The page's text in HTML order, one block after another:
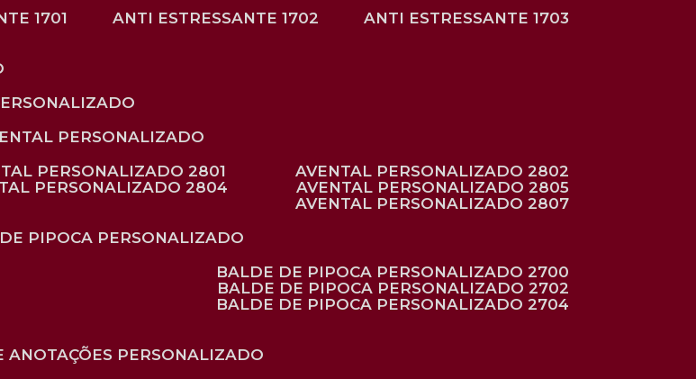
1701 ANTI ESTRESSANTE 1702
ANTI ESTRESSANTE 1703
PERSONALIZADO
PERSONALIZADO 2801
AVENTAL PERSONALIZADO 2802
PERSONALIZADO 2804
AVENTAL PERSONALIZADO 2805
AVENTAL PERSONALIZADO 2807
DE PIPOCA PERSONALIZADO
BALDE DE PIPOCA PERSONALIZADO 2700
BALDE DE PIPOCA PERSONALIZADO 2702
BALDE DE PIPOCA PERSONALIZADO 2704
ANOTAÇÕES PERSONALIZADO